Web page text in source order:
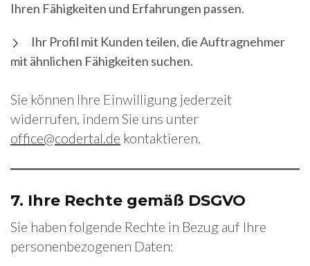
Ihren Fähigkeiten und Erfahrungen passen.
Ihr Profil mit Kunden teilen, die Auftragnehmer
mit ähnlichen Fähigkeiten suchen.
Sie können Ihre Einwilligung jederzeit
widerrufen, indem Sie uns unter
office@codertal.de kontaktieren.
7. Ihre Rechte gemäß DSGVO
Sie haben folgende Rechte in Bezug auf Ihre
personenbezogenen Daten: